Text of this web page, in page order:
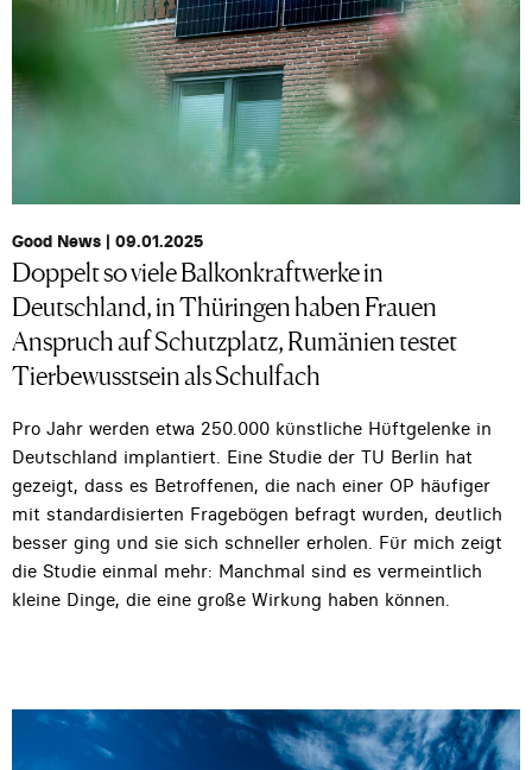
Good News | 09.01.2025
Doppelt so viele Balkonkraftwerke in
Deutschland, in Thüringen haben Frauen
Anspruch auf Schutzplatz, Rumänien testet
Tierbewusstsein als Schulfach
Pro Jahr werden etwa 250.000 künstliche Hüftgelenke in
Deutschland implantiert. Eine Studie der TU Berlin hat
gezeigt, dass es Betroffenen, die nach einer OP häufiger
mit standardisierten Fragebögen befragt wurden, deutlich
besser ging und sie sich schneller erholen. Für mich zeigt
die Studie einmal mehr: Manchmal sind es vermeintlich
kleine Dinge, die eine große Wirkung haben können.